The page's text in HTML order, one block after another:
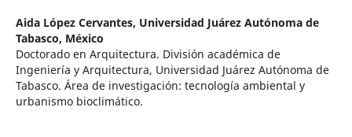
Aida López Cervantes, Universidad Juárez Autónoma de
Tabasco, México
Doctorado en Arquitectura. División académica de
Ingeniería y Arquitectura, Universidad Juárez Autónoma de
Tabasco. Área de investigación: tecnología ambiental y
urbanismo bioclimático.